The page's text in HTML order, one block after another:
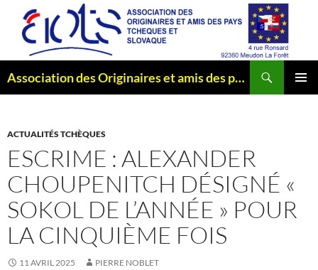
contenu
Association des Originaires et amis des pays Tchèques et Slovaque
ACTUALITÉS TCHÈQUES
ESCRIME : ALEXANDER
CHOUPENITCH DÉSIGNÉ «
SOKOL DE L’ANNÉE » POUR
LA CINQUIÈME FOIS
11 AVRIL 2025 PIERRE NOBLET